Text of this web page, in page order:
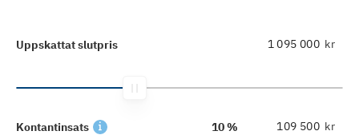
Uppskattat slutpris kr
Kontantinsats 10 % kr